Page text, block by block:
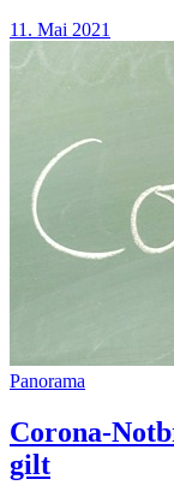
11. Mai 2021
Panorama
Corona-
gilt